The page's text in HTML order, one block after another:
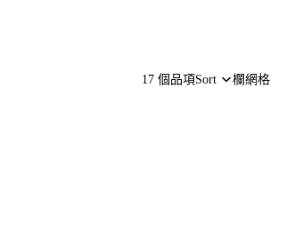
17 個品項Sort 欄網格